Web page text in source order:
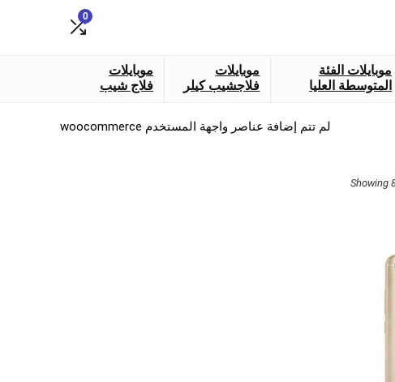
0
موبايلات الفئة
المتوسطة العليا
موبايلات
فلاجشيب كيلر
موبايلات
فلاج شيب
Showing
Sorted
لم تتم إضافة عناصر واجهة المستخدم woocommerce